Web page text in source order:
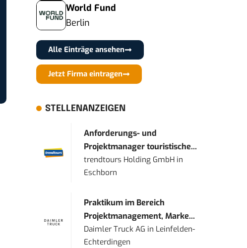
World Fund
Berlin
Alle Einträge ansehen
Jetzt Firma eintragen
STELLENANZEIGEN
Anforderungs- und
Projektmanager touristische...
trendtours Holding GmbH in
Eschborn
Praktikum im Bereich
Projektmanagement, Marke...
Daimler Truck AG in Leinfelden-
Echterdingen